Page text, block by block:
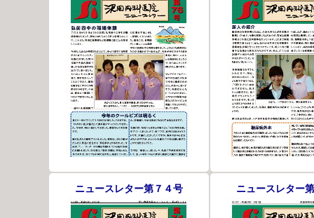
ニュースレター第７４号 ニュースレター